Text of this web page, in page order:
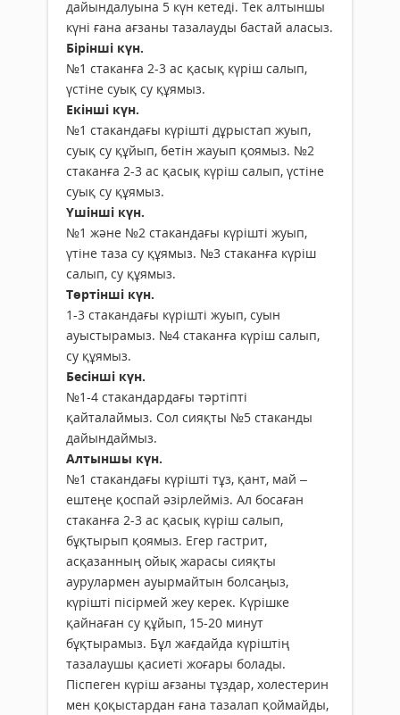
дайындалуына 5 күн кетеді. Тек алтыншы
күні ғана ағзаны тазалауды бастай аласыз.
Бірінші күн.
№1 стаканға 2-3 ас қасық күріш салып,
үстіне суық су құямыз.
Екінші күн.
№1 стакандағы күрішті дұрыстап жуып,
суық су құйып, бетін жауып қоямыз. №2
стаканға 2-3 ас қасық күріш салып, үстіне
суық су құямыз.
Үшінші күн.
№1 және №2 стакандағы күрішті жуып,
үтіне таза су құямыз. №3 стаканға күріш
салып, су құямыз.
Төртінші күн.
1-3 стакандағы күрішті жуып, суын
ауыстырамыз. №4 стаканға күріш салып,
су құямыз.
Бесінші күн.
№1-4 стакандардағы тәртіпті
қайталаймыз. Сол сияқты №5 стаканды
дайындаймыз.
Алтыншы күн.
№1 стакандағы күрішті тұз, қант, май –
ештеңе қоспай әзірлейміз. Ал босаған
стаканға 2-3 ас қасық күріш салып,
бұқтырып қоямыз. Егер гастрит,
асқазанның ойық жарасы сияқты
аурулармен ауырмайтын болсаңыз,
күрішті пісірмей жеу керек. Күрішке
қайнаған су құйып, 15-20 минут
бұқтырамыз. Бұл жағдайда күріштің
тазалаушы қасиеті жоғары болады.
Піспеген күріш ағзаны тұздар, холестерин
мен қоқыстардан ғана тазалап қоймайды,